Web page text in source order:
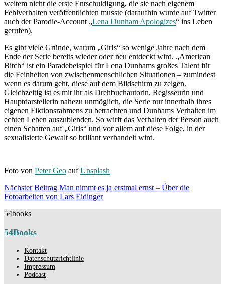
weitem nicht die erste Entschuldigung, die sie nach eigenem
Fehlverhalten veröffentlichten musste (daraufhin wurde auf Twitter
auch der Parodie-Account „Lena Dunham Apologizes“ ins Leben
gerufen).
Es gibt viele Gründe, warum „Girls“ so wenige Jahre nach dem
Ende der Serie bereits wieder oder neu entdeckt wird. „American
Bitch“ ist ein Paradebeispiel für Lena Dunhams großes Talent für
die Feinheiten von zwischenmenschlichen Situationen – zumindest
wenn es darum geht, diese auf dem Bildschirm zu zeigen.
Gleichzeitig ist es mit ihr als Drehbuchautorin, Regisseurin und
Hauptdarstellerin nahezu unmöglich, die Serie nur innerhalb ihres
eigenen Fiktionsrahmens zu betrachten und Dunhams Verhalten im
echten Leben auszublenden. So wirft das Verhalten der Person auch
einen Schatten auf „Girls“ und vor allem auf diese Folge, in der
sexualisierte Gewalt so brillant verhandelt wird.
Foto von Peter Geo aufUnsplash
Beitragsnavigation
Nächster Beitrag Man nimmt es ja erstmal ernst – Über die
Fotoarbeiten von Lars EidingerNächster
54books
54Books
Kontakt
Datenschutzrichtlinie
Impressum
Podcast